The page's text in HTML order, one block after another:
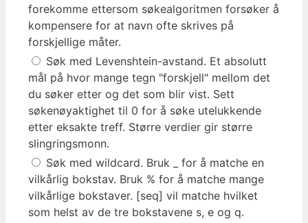
forekomme ettersom søkealgoritmen forsøker å
kompensere for at navn ofte skrives på
forskjellige måter.
Søk med Levenshtein-avstand. Et absolutt
mål på hvor mange tegn "forskjell" mellom det
du søker etter og det som blir vist. Sett
søkenøyaktighet til 0 for å søke utelukkende
etter eksakte treff. Større verdier gir større
slingringsmonn.
Søk med wildcard. Bruk _ for å matche en
vilkårlig bokstav. Bruk % for å matche mange
vilkårlige bokstaver. [seq] vil matche hvilket
som helst av de tre bokstavene s, e og q.